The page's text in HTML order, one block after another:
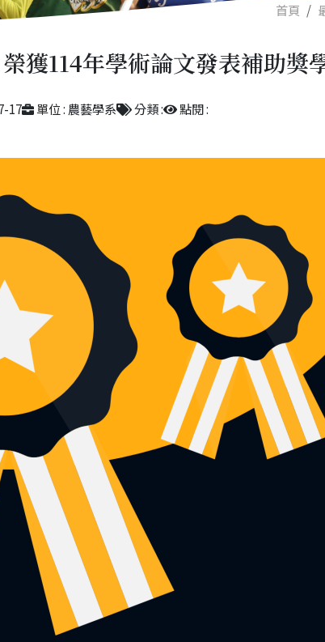
首頁
獲114年學術論文發表補助獎
17 單位 : 農藝學系 分類 : 點閱 :